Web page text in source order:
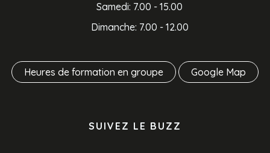
Samedi: 7.00 - 15.00
Dimanche: 7.00 - 12.00
Heures de formation en groupe Google Map
SUIVEZ LE BUZZ